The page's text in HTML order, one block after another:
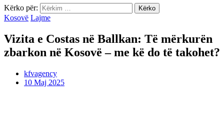
Kërko për:
Kosovë Lajme
Vizita e Costas në Ballkan: Të mërkurën
zbarkon në Kosovë – me kë do të takohet?
kfvagency
10 Maj 2025